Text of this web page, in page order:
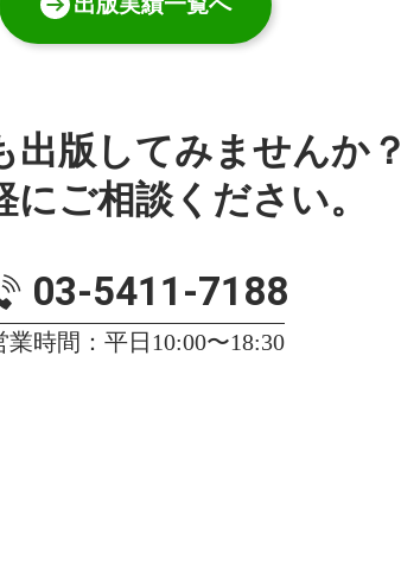
出版してみませんか？
にご相談ください。
03-5411-7188
業時間：平日10:00〜18:30